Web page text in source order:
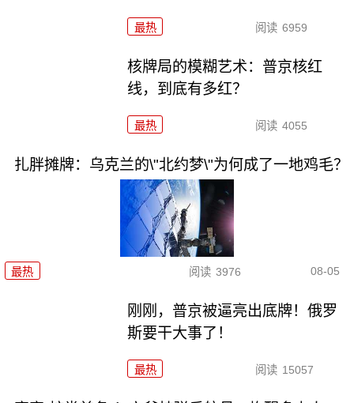
最热 阅读 6959
核牌局的模糊艺术：普京核红
线，到底有多红？
最热 阅读 4055
扎胖摊牌：乌克兰的\"北约梦\"为何成了一地鸡毛？
最热 阅读 3976 08-05
刚刚，普京被逼亮出底牌！俄罗
斯要干大事了！
最热 阅读 15057